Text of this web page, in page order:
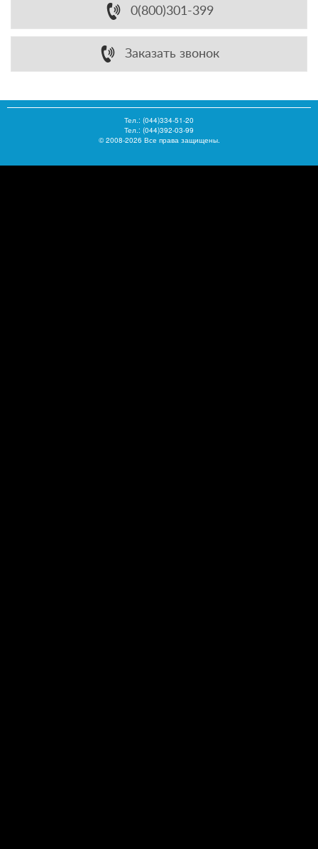
0(800)301-399
Заказать звонок
Тел.: (044)334-51-20
Тел.: (044)392-03-99
© 2008-2026 Все права защищены.